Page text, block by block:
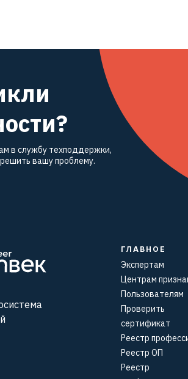
в службу техподдержки,
вашу проблему.
ГЛАВНОЕ
Экспертам
Центрам
Пользователям
Проверить
сертификат
Реестр
Реестр ОП
Реестр